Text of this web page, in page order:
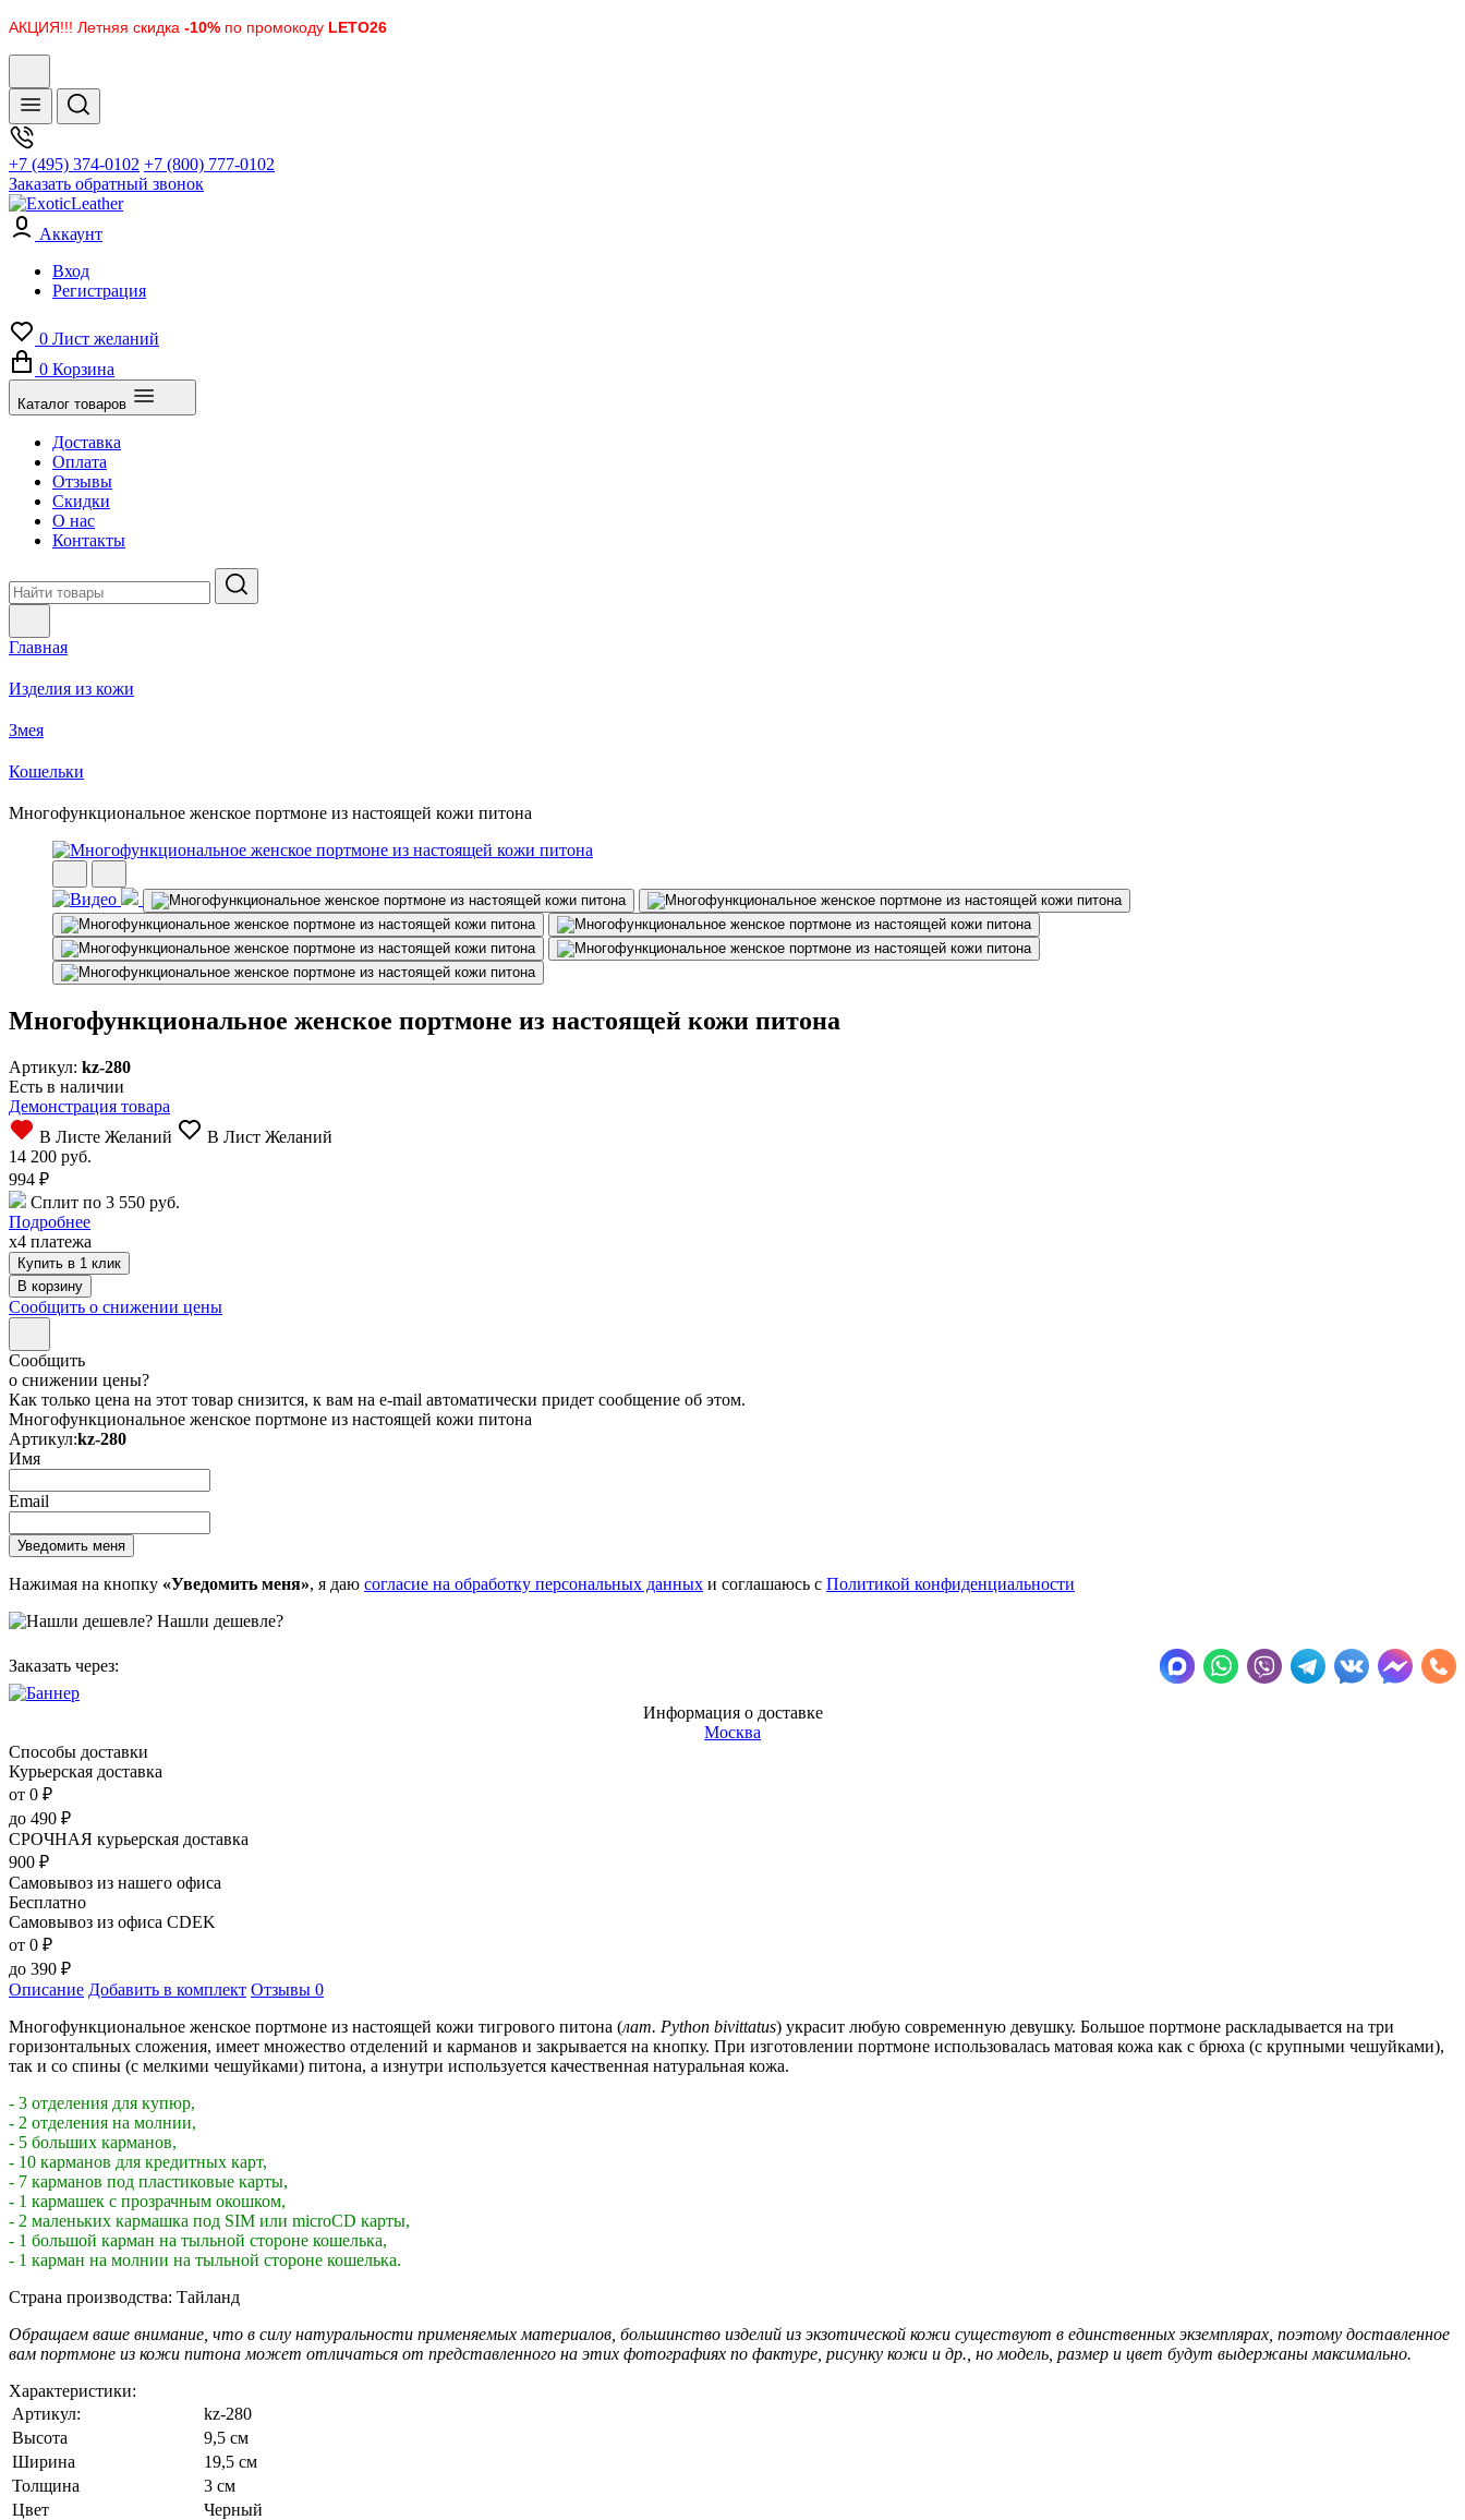
АКЦИЯ!!! Летняя скидка -10% по промокоду LETO26
+7 (495) 374-0102 +7 (800) 777-0102
Заказать обратный звонок
Аккаунт
Вход
Регистрация
0 Лист желаний
0 Корзина
Каталог товаров
Доставка
Оплата
Отзывы
Скидки
О нас
Контакты
Главная
Изделия из кожи
Змея
Кошельки
Многофункциональное женское портмоне из настоящей кожи питона
Многофункциональное женское портмоне из настоящей кожи питона
Артикул: kz-280
Есть в наличии
Демонстрация товара
В Листе Желаний
В Лист Желаний
14 200 руб.
994 ₽
Сплит по 3 550 руб.
Подробнее
x4 платежа
Купить в 1 клик
Сообщить о снижении цены
Сообщить
о снижении цены?
Как только цена на этот товар снизится, к вам на e-mail автоматически придет сообщение об этом.
Многофункциональное женское портмоне из настоящей кожи питона
Артикул:kz-280
Имя
Email
Нажимая на кнопку «Уведомить меня», я даю согласие на обработку персональных данных и соглашаюсь с Политикой конфиденциальности
Нашли дешевле?
Заказать через:
Информация о доставке
Москва
Способы доставки
Курьерская доставка
от 0 ₽
до 490 ₽
СРОЧНАЯ курьерская доставка
900 ₽
Самовывоз из нашего офиса
Бесплатно
Самовывоз из офиса CDEK
от 0 ₽
до 390 ₽
Описание Добавить в комплект Отзывы 0
Многофункциональное женское портмоне из настоящей кожи тигрового питона (лат. Python bivittatus) украсит любую современную девушку. Большое портмоне раскладывается на три
горизонтальных сложения, имеет множество отделений и карманов и закрывается на кнопку. При изготовлении портмоне использовалась матовая кожа как с брюха (с крупными чешуйками),
так и со спины (с мелкими чешуйками) питона, а изнутри используется качественная натуральная кожа.
- 3 отделения для купюр,
- 2 отделения на молнии,
- 5 больших карманов,
- 10 карманов для кредитных карт,
- 7 карманов под пластиковые карты,
- 1 кармашек с прозрачным окошком,
- 2 маленьких кармашка под SIM или microCD карты,
- 1 большой карман на тыльной стороне кошелька,
- 1 карман на молнии на тыльной стороне кошелька.
Страна производства: Тайланд
Обращаем ваше внимание, что в силу натуральности применяемых материалов, большинство изделий из экзотической кожи существуют в единственных экземплярах, поэтому доставленное
вам портмоне из кожи питона может отличаться от представленного на этих фотографиях по фактуре, рисунку кожи и др., но модель, размер и цвет будут выдержаны максимально.
Характеристики:
Артикул:
kz-280
Высота
9,5 см
Ширина
19,5 см
Толщина
3 см
Цвет
Черный